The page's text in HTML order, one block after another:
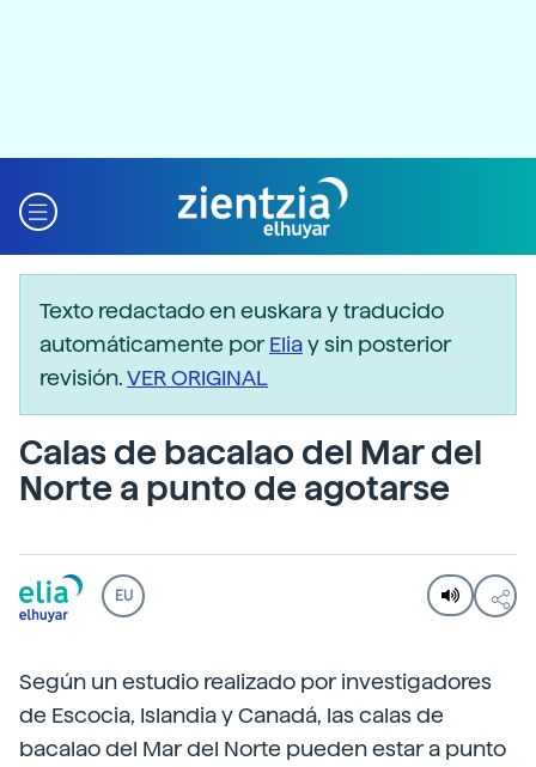
Texto redactado en euskara y traducido
automáticamente porEliay sin posterior
revisión.VER ORIGINAL
Calas de bacalao del Mar del
Norte a punto de agotarse
EU
Según un estudio realizado por investigadores
de Escocia, Islandia y Canadá, las calas de
bacalao del Mar del Norte pueden estar a punto